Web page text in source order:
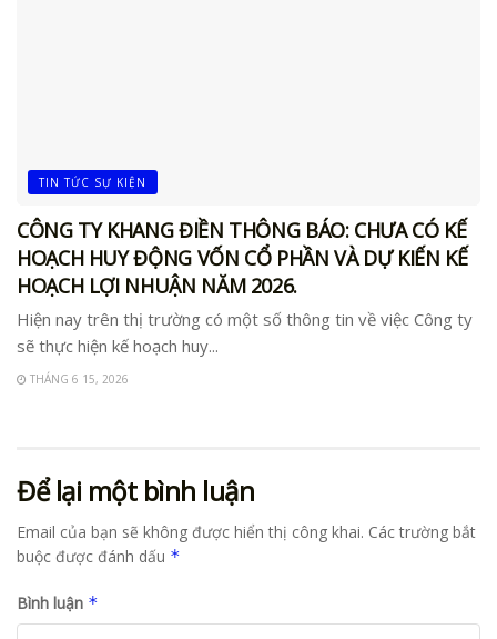
TIN TỨC SỰ KIỆN
CÔNG TY KHANG ĐIỀN THÔNG BÁO: CHƯA CÓ KẾ
HOẠCH HUY ĐỘNG VỐN CỔ PHẦN VÀ DỰ KIẾN KẾ
HOẠCH LỢI NHUẬN NĂM 2026.
Hiện nay trên thị trường có một số thông tin về việc Công ty
sẽ thực hiện kế hoạch huy...
THÁNG 6 15, 2026
Để lại một bình luận
Email của bạn sẽ không được hiển thị công khai. Các trường bắt
buộc được đánh dấu *
Bình luận *